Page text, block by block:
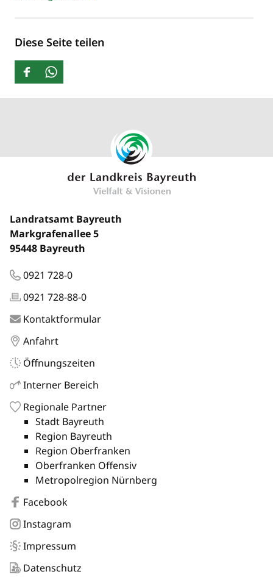
Diese Seite teilen
Landratsamt Bayreuth
Markgrafenallee 5
95448 Bayreuth
0921 728-0
0921 728-88-0
Kontaktformular
Anfahrt
Öffnungszeiten
Interner Bereich
Regionale Partner
Stadt Bayreuth
Region Bayreuth
Region Oberfranken
Oberfranken Offensiv
Metropolregion Nürnberg
Facebook
Instagram
Impressum
Datenschutz